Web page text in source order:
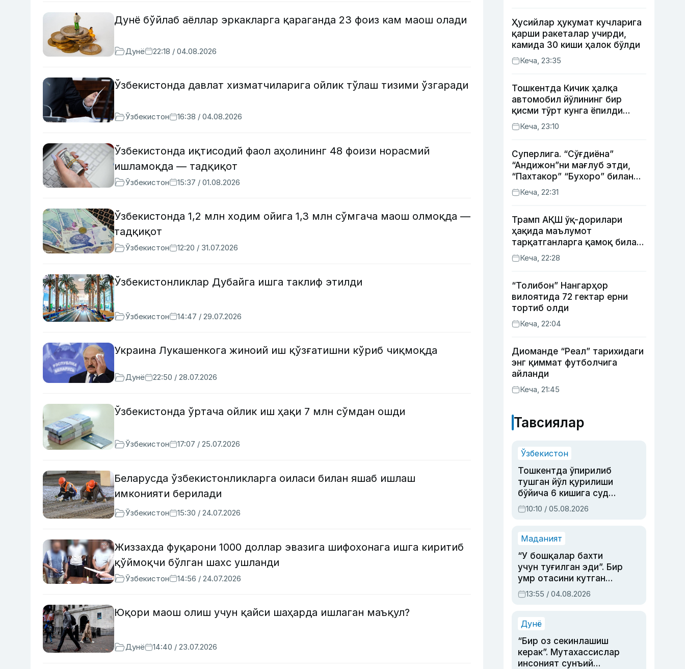
Дунё бўйлаб аёллар эркакларга қараганда 23 фоиз кам маош олади
Дунё 22:18 / 04.08.2026
Ўзбекистонда давлат хизматчиларига ойлик тўлаш тизими ўзгаради
Ўзбекистон 16:38 / 04.08.2026
Ўзбекистонда иқтисодий фаол аҳолининг 48 фоизи норасмий
ишламоқда — тадқиқот
Ўзбекистон 15:37 / 01.08.2026
Ўзбекистонда 1,2 млн ходим ойига 1,3 млн сўмгача маош олмоқда —
тадқиқот
Ўзбекистон 12:20 / 31.07.2026
Ўзбекистонликлар Дубайга ишга таклиф этилди
Ўзбекистон 14:47 / 29.07.2026
Украина Лукашенкога жиноий иш қўзғатишни кўриб чиқмоқда
Дунё 22:50 / 28.07.2026
Ўзбекистонда ўртача ойлик иш ҳақи 7 млн сўмдан ошди
Ўзбекистон 17:07 / 25.07.2026
Беларусда ўзбекистонликларга оиласи билан яшаб ишлаш
имконияти берилади
Ўзбекистон 15:30 / 24.07.2026
Жиззахда фуқарони 1000 доллар эвазига шифохонага ишга киритиб
қўймоқчи бўлган шахс ушланди
Ўзбекистон 14:56 / 24.07.2026
Юқори маош олиш учун қайси шаҳарда ишлаган маъқул?
Дунё 14:40 / 23.07.2026
Ҳусийлар ҳукумат кучларига
қарши ракеталар учирди,
камида 30 киши ҳалок бўлди
Кеча, 23:35
Тошкентда Кичик ҳалқа
автомобил йўлининг бир
қисми тўрт кунга ёпилди
(харита)
Кеча, 23:10
Суперлига. “Сўғдиёна”
“Андижон”ни мағлуб этди,
“Пахтакор” “Бухоро” билан
жанговар дуранг қайд этди
Кеча, 22:31
Трамп АҚШ ўқ-дорилари
ҳақида маълумот
тарқатганларга қамоқ билан
таҳдид қилди
Кеча, 22:28
“Толибон” Нангарҳор
вилоятида 72 гектар ерни
тортиб олди
Кеча, 22:04
Диоманде “Реал” тарихидаги
энг қиммат футболчига
айланди
Кеча, 21:45
Тавсиялар
Ўзбекистон
Тошкентда ўпирилиб
тушган йўл қурилиши
бўйича 6 кишига суд
ҳукми ўқилди
10:10 / 05.08.2026
Маданият
“У бошқалар бахти
учун туғилган эди”. Бир
умр отасини кутган
актриса ва дубльяж
устаси Римма
синовларга тўла ҳаёти
13:55 / 04.08.2026
Дунё
“Бир оз секинлашиш
керак”. Мутахассислар
инсоният сунъий